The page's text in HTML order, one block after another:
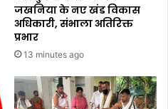
जखनिया के नए खंड विकास
अधिकारी, संभाला अतिरिक्त
प्रभार
13 minutes ago